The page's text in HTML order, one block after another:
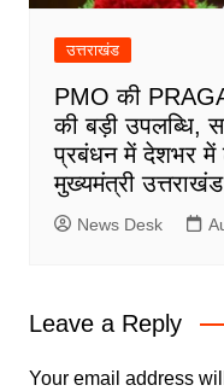
उत्तराखंड
PMO की
की बड़ी उपलब्धि,
प्रबंधन में देशभर में
मुख्यमंत्री
News Desk
Leave a Reply
Your email address